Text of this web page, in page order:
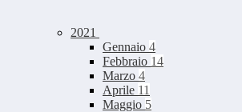
2021
Gennaio 4
Febbraio 14
Marzo 4
Aprile 11
Maggio 5